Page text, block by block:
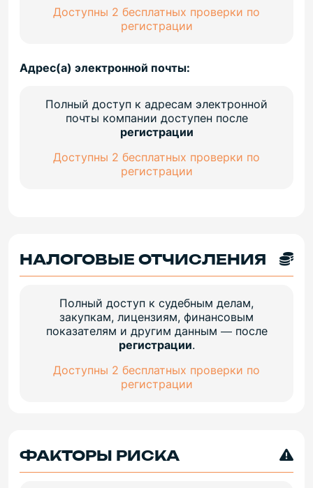
Доступны 2 бесплатных проверки по
регистрации
Адрес(а) электронной почты:
Полный доступ к адресам электронной
почты компании доступен после
регистрации
Доступны 2 бесплатных проверки по
регистрации
НАЛОГОВЫЕ ОТЧИСЛЕНИЯ
Полный доступ к судебным делам,
закупкам, лицензиям, финансовым
показателям и другим данным — после
регистрации.
Доступны 2 бесплатных проверки по
регистрации
ФАКТОРЫ РИСКА